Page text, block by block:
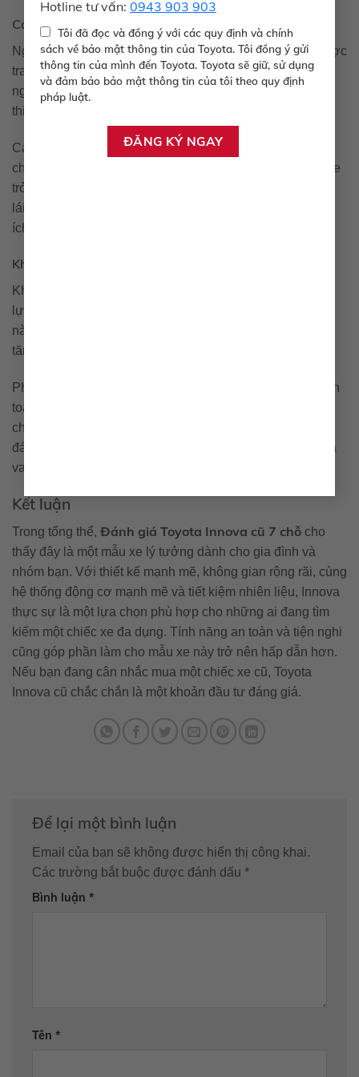
Hotline tư vấn: 0943 903 903
Tôi đã đọc và đồng ý với các quy định và chính
sách về bảo mật thông tin của Toyota. Tôi đồng ý gửi
thông tin của mình đến Toyota. Toyota sẽ giữ, sử dụng
và đảm bảo bảo mật thông tin của tôi theo quy định
pháp luật.
Cảm biến và camera
Ngoài ra, một số phiên bản của Toyota Innova cũ còn được
trang bị cảm biến đỗ xe và camera lùi. Điều này giúp
người lái dễ dàng quan sát xung quanh khi đỗ xe, giảm
thiểu nguy cơ xảy ra tai nạn.
Các cảm biến này hoạt động rất nhạy bén, sẽ cảnh báo
cho bạn khi có vật cản phía sau, đồng thời giúp việc đỗ xe
trở nên đơn giản hơn bao giờ hết. Nếu bạn là người mới
lái xe, đây sẽ là một trong những tính năng vô cùng hữu
ích.
Khung xe và cấu trúc
Khung xe của Toyota Innova cũ được làm từ thép cường
lực, giúp tăng cường độ bền và khả năng chịu lực. Điều
này không chỉ đảm bảo an toàn cho hành khách mà còn
tăng cường độ bền cho xe trong quá trình sử dụng.
Phần khung cũng được thiết kế theo tiêu chuẩn cao về an
toàn, giúp giảm thiểu tối đa rủi ro trong trường hợp va
chạm. Chính vì lý do này, Toyota Innova cũ luôn được
đánh giá cao về mức độ an toàn trong những bài kiểm tra
va chạm.
Kết luận
Trong tổng thể, Đánh giá Toyota Innova cũ 7 chỗ cho
thấy đây là một mẫu xe lý tưởng dành cho gia đình và
nhóm bạn. Với thiết kế mạnh mẽ, không gian rộng rãi, cùng
hệ thống động cơ mạnh mẽ và tiết kiệm nhiên liệu, Innova
thực sự là một lựa chọn phù hợp cho những ai đang tìm
kiếm một chiếc xe đa dụng. Tính năng an toàn và tiện nghi
cũng góp phần làm cho mẫu xe này trở nên hấp dẫn hơn.
Nếu bạn đang cân nhắc mua một chiếc xe cũ, Toyota
Innova cũ chắc chắn là một khoản đầu tư đáng giá.
Để lại một bình luận
Email của bạn sẽ không được hiển thị công khai.
Các trường bắt buộc được đánh dấu *
Bình luận *
Tên *